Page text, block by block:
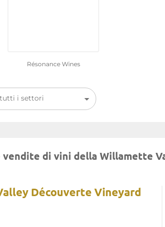
Résonance Wines
i settori
di vini della Willamette
Découverte Vineyard